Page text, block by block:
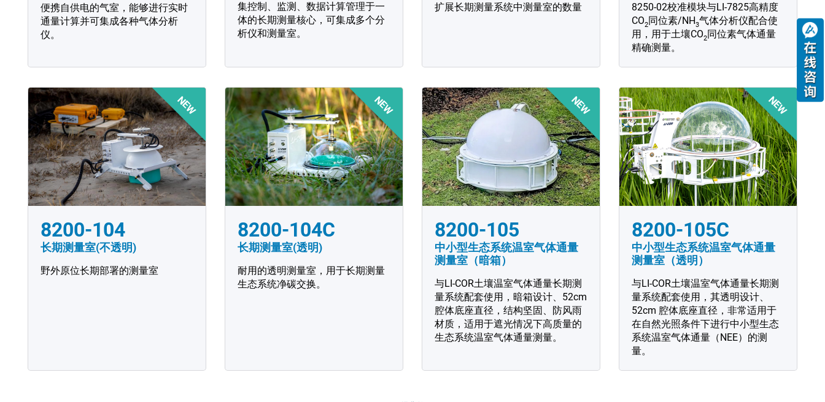
便携自供电的气室，能够进行实时
通量计算并可集成各种气体分析
仪。
集控制、监测、数据计算管理于一
体的长期测量核心，可集成多个分
析仪和测量室。
扩展长期测量系统中测量室的数量
8250-02校准模块与LI-7825高精度
CO2同位素/NH3气体分析仪配合使
用，用于土壤CO2同位素气体通量
精确测量。
NEW
8200-104
长期测量室(不透明)
野外原位长期部署的测量室
NEW
8200-104C
长期测量室(透明)
耐用的透明测量室，用于长期测量
生态系统净碳交换。
NEW
8200-105
中小型生态系统温室气体通量
测量室（暗箱）
与LI-COR土壤温室气体通量长期测
量系统配套使用，暗箱设计、52cm
腔体底座直径，结构坚固、防风雨
材质，适用于遮光情况下高质量的
生态系统温室气体通量测量。
NEW
8200-105C
中小型生态系统温室气体通量
测量室（透明）
与LI-COR土壤温室气体通量长期测
量系统配套使用，其透明设计、
52cm 腔体底座直径，非常适用于
在自然光照条件下进行中小型生态
系统温室气体通量（NEE）的测
量。